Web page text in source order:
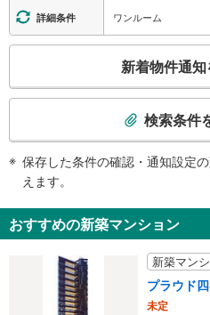
３出口
バスのりば、信濃町子ども家庭支援セン
署、新宿通り、外苑東通り、四谷２・３
４出口
みずほ銀行、三菱ＵＦＪ銀行、四谷保健
・舟町方面改札⇔２番出口
・左門町方面改札⇔３番出口
トイレ
・舟町方面改札外
その他
・階段昇降機（各ホーム相互連絡通路）
詳細条件 ワンルーム
検
知
を
新着物件通
検索条件
保存した条件の確認・通知設定
えます。
おすすめの新築マンション
新築マン
プラウド
未定